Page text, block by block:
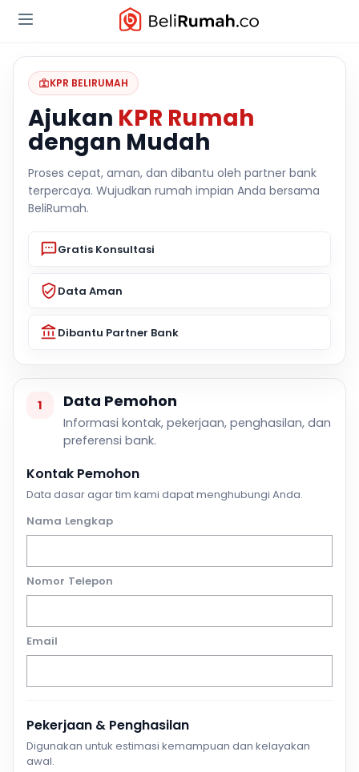
KPR BELIRUMAH
Ajukan KPR Rumah
dengan Mudah
Proses cepat, aman, dan dibantu oleh partner bank
terpercaya. Wujudkan rumah impian Anda bersama
BeliRumah.
Gratis Konsultasi
Data Aman
Dibantu Partner Bank
1 Data Pemohon
Informasi kontak, pekerjaan, penghasilan, dan
preferensi bank.
Kontak Pemohon
Data dasar agar tim kami dapat menghubungi Anda.
Nama Lengkap
Nomor Telepon
Email
Pekerjaan & Penghasilan
Digunakan untuk estimasi kemampuan dan kelayakan
awal.